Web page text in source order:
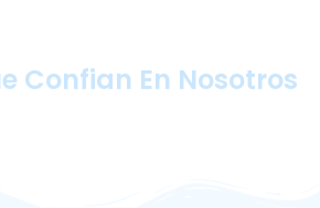
Confian En Nosotros